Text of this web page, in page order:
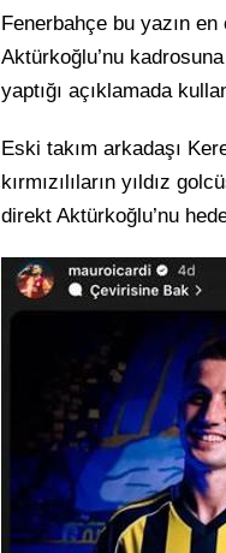
Fenerbahçe bu yazın
Aktürkoğlu’nu
yaptığı açıklamada
Eski takım arkadaşı
kırmızılıların yıldız
direkt Aktürkoğlu’nu